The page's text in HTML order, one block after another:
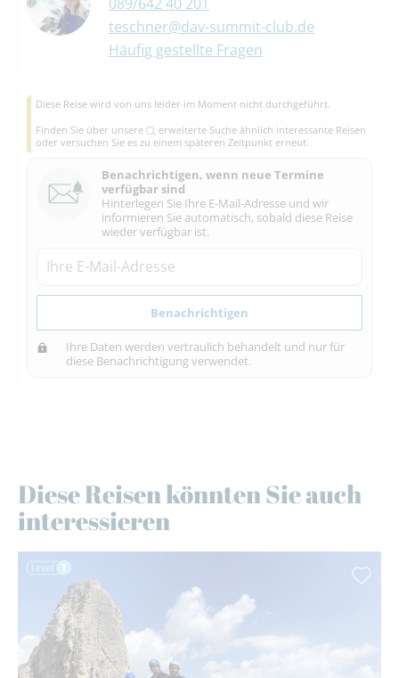
089/642 40 201
teschner@dav-summit-club.de
Häufig gestellte Fragen
Diese Reise wird von uns leider im Moment nicht durchgeführt.
Finden Sie über unsere
erweiterte Suche ähnlich interessante Reisen
oder versuchen Sie es zu einem späteren Zeitpunkt erneut.
Benachrichtigen, wenn neue Termine
verfügbar sind
Hinterlegen Sie Ihre E-Mail-Adresse und wir
informieren Sie automatisch, sobald diese Reise
wieder verfügbar ist.
Benachrichtigen
Ihre Daten werden vertraulich behandelt und nur für
diese Benachrichtigung verwendet.
Diese Reisen könnten Sie auch
interessieren